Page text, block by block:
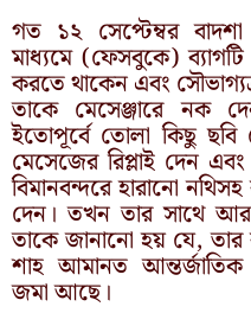
গত ১২ সেপ্টেম্বর
মাধ্যমে (ফেসবুকে)
করতে থাকেন এবং
তাকে মেসেঞ্জারে নক
ইতোপূর্বে তোলা কিছু ছবি
মেসেজের রিপ্লাই দেন
বিমানবন্দরে হারানো
দেন। তখন তার সাথে
তাকে জানানো হয় যে, তার
শাহ আমানত আন্তর্জাতিক
জমা আছে।